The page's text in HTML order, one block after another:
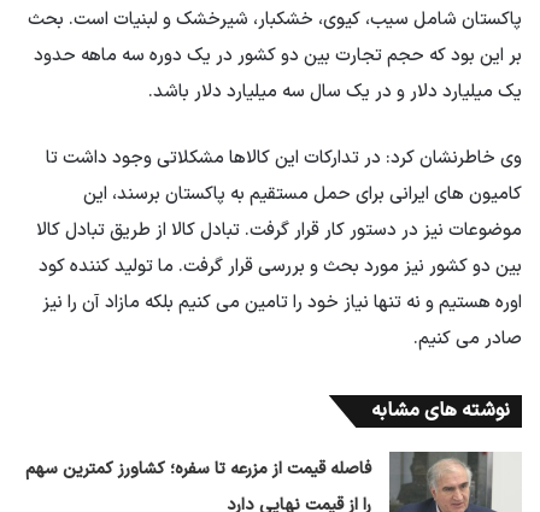
پاکستان شامل سیب، کیوی، خشکبار، شیرخشک و لبنیات است. بحث
بر این بود که حجم تجارت بین دو کشور در یک دوره سه ماهه حدود
یک میلیارد دلار و در یک سال سه میلیارد دلار باشد.
وی خاطرنشان کرد: در تدارکات این کالاها مشکلاتی وجود داشت تا
کامیون های ایرانی برای حمل مستقیم به پاکستان برسند، این
موضوعات نیز در دستور کار قرار گرفت. تبادل کالا از طریق تبادل کالا
بین دو کشور نیز مورد بحث و بررسی قرار گرفت. ما تولید کننده کود
اوره هستیم و نه تنها نیاز خود را تامین می کنیم بلکه مازاد آن را نیز
صادر می کنیم.
نوشته های مشابه
فاصله قیمت از مزرعه تا سفره؛ کشاورز کمترین سهم
را از قیمت نهایی دارد